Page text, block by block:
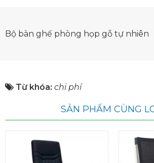
Bộ bàn ghế phòng họp gỗ tự nhiên
Từ khóa: chi phí
SẢN PHẨM CÙNG